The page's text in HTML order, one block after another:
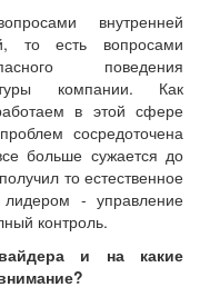
внутренней
то есть вопросами
поведения
компании. Как
в этой сфере
сосредоточена
больше сужается до
то естественное
лидером - управление
контроль.
и на какие